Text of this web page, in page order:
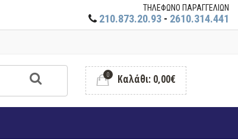
ΤΗΛΕΦΩΝΟ ΠΑΡΑΓΓΕΛΙΩΝ
210.873.20.93 - 2610.314.441
0 Καλάθι: 0,00€